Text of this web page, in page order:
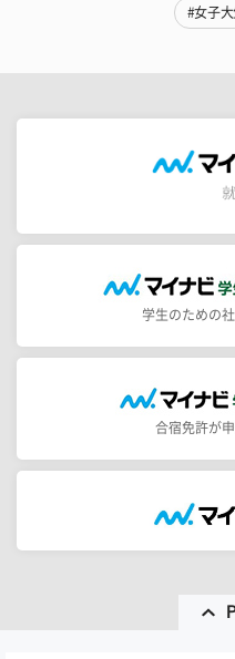
#女子大
学生のための
合宿免許が